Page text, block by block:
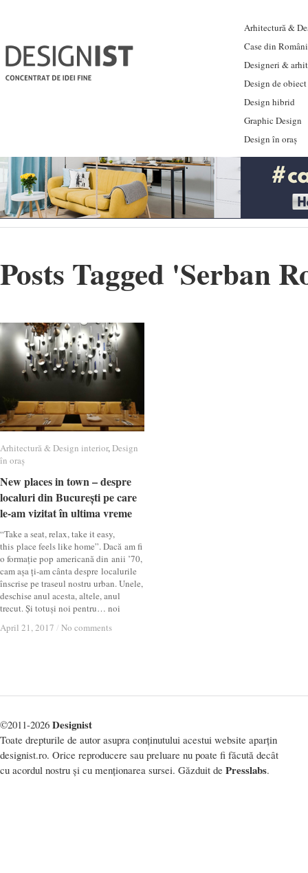
Arhitectură &
Case din
Designeri &
Design de obiect
Design hibrid
Graphic Design
Design în oraș
Posts Tagged 'Serban
Arhitectură & Design interior,Design
în oraș
New places in town – despre
localuri din București pe care
le-am vizitat în ultima vreme
“Take a seat, relax, take it easy,
this place feels like home”. Dacă am fi
o formație pop americană din anii ’70,
cam așa ți-am cânta despre localurile
înscrise pe traseul nostru urban. Unele,
deschise anul acesta, altele, anul
trecut. Și totuși noi pentru… noi
April 21, 2017 / No comments
Arhitectură & Design interior Design
în oraș
New places in town – despre
localuri din București pe care
le-am vizitat în ultima vreme
April 21, 2017 / No comments
©2011-2026 Designist
Toate drepturile de autor asupra conținutului acestui website aparțin
designist.ro. Orice reproducere sau preluare nu poate fi făcută decât
cu acordul nostru și cu menționarea sursei. Găzduit de Presslabs.